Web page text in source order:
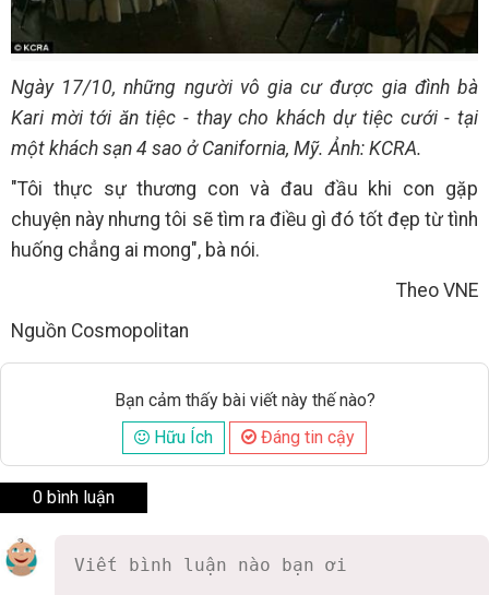
Ngày 17/10, những người vô gia cư được gia đình bà
Kari mời tới ăn tiệc - thay cho khách dự tiệc cưới - tại
một khách sạn 4 sao ở Canifornia, Mỹ. Ảnh: KCRA.
"Tôi thực sự thương con và đau đầu khi con gặp
chuyện này nhưng tôi sẽ tìm ra điều gì đó tốt đẹp từ tình
huống chẳng ai mong", bà nói.
Theo VNE
Nguồn Cosmopolitan
Bạn cảm thấy bài viết này thế nào?
Hữu Ích
Đáng tin cậy
0 bình luận